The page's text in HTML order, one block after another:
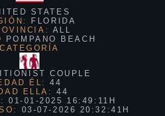
STATES
FLORIDA
ALL
POMPANO BEACH
CATEGORÍA
COUPLE
ÉL:
44
ELLA:
44
01-01-2025 16:49:11H
03-07-2026 20:32:41H